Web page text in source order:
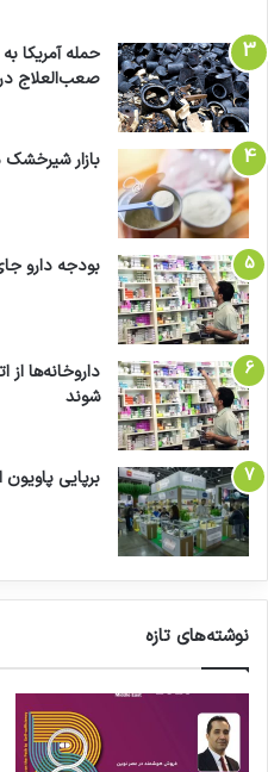
حمله آمریکا
صعب‌العلاج
بازار
بودجه دارو
داروخانه‌ها
شوند
برپایی پاویون
نوشته‌های تازه